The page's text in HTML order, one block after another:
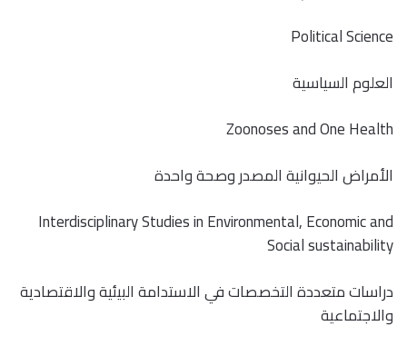
Political Science
العلوم السياسية
Zoonoses and One Health
الأمراض الحيوانية المصدر وصحة واحدة
Interdisciplinary Studies in Environmental, Economic and
Social sustainability
دراسات متعددة التخصصات في الاستدامة البيئية والاقتصادية
والاجتماعية